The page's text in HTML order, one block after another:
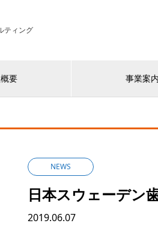
ティング
要 事業案内
NEWS
日本スウェーデン
2019.06.07